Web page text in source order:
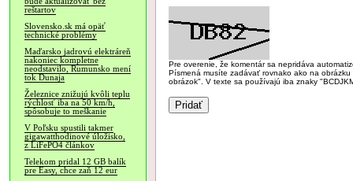
reštartov
Slovensko.sk má opäť
technické problémy
Maďarsko jadrovú elektráreň
nakoniec kompletne
neodstavilo, Rumunsko mení
tok Dunaja
Železnice znižujú kvôli teplu
rýchlosť iba na 50 km/h,
spôsobuje to meškanie
V Poľsku spustili takmer
gigawatthodinové úložisko,
z LiFePO4 článkov
Telekom pridal 12 GB balík
pre Easy, chce zaň 12 eur
Pre overenie, že komentár sa nepridáva
Písmená musíte zadávať rovnako ako na
obrázok". V texte sa používajú iba znaky